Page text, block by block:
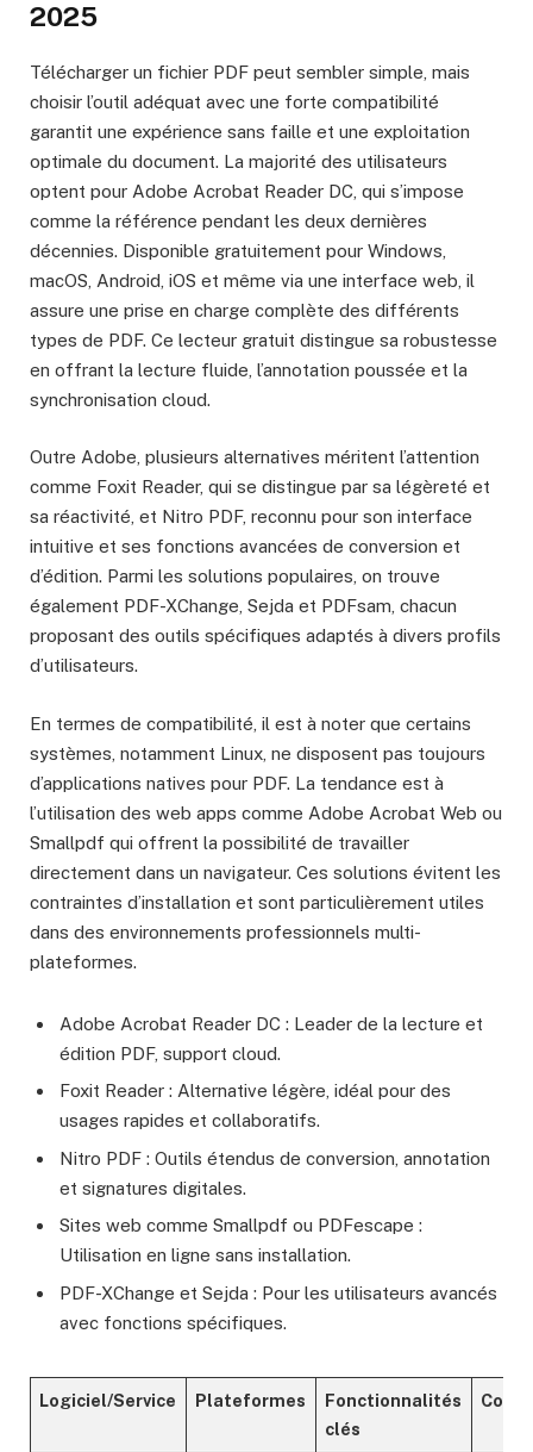
2025
Télécharger un fichier PDF peut sembler simple, mais
choisir l’outil adéquat avec une forte compatibilité
garantit une expérience sans faille et une exploitation
optimale du document. La majorité des utilisateurs
optent pour Adobe Acrobat Reader DC, qui s’impose
comme la référence pendant les deux dernières
décennies. Disponible gratuitement pour Windows,
macOS, Android, iOS et même via une interface web, il
assure une prise en charge complète des différents
types de PDF. Ce lecteur gratuit distingue sa robustesse
en offrant la lecture fluide, l’annotation poussée et la
synchronisation cloud.
Outre Adobe, plusieurs alternatives méritent l’attention
comme Foxit Reader, qui se distingue par sa légèreté et
sa réactivité, et Nitro PDF, reconnu pour son interface
intuitive et ses fonctions avancées de conversion et
d’édition. Parmi les solutions populaires, on trouve
également PDF-XChange, Sejda et PDFsam, chacun
proposant des outils spécifiques adaptés à divers profils
d’utilisateurs.
En termes de compatibilité, il est à noter que certains
systèmes, notamment Linux, ne disposent pas toujours
d’applications natives pour PDF. La tendance est à
l’utilisation des web apps comme Adobe Acrobat Web ou
Smallpdf qui offrent la possibilité de travailler
directement dans un navigateur. Ces solutions évitent les
contraintes d’installation et sont particulièrement utiles
dans des environnements professionnels multi-
plateformes.
Adobe Acrobat Reader DC : Leader de la lecture et
édition PDF, support cloud.
Foxit Reader : Alternative légère, idéal pour des
usages rapides et collaboratifs.
Nitro PDF : Outils étendus de conversion, annotation
et signatures digitales.
Sites web comme Smallpdf ou PDFescape :
Utilisation en ligne sans installation.
PDF-XChange et Sejda : Pour les utilisateurs avancés
avec fonctions spécifiques.
Logiciel/Service Plateformes
Fonctionnalités
clés
Coût